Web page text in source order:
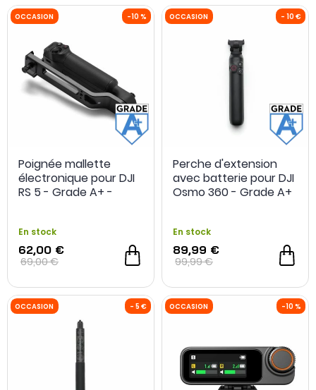
OCCASION -10 % OCCASION
Poignée mallette
électronique pour DJI
RS 5 - Grade A+ -
En stock
62,00 €
69,00 €
Perche d'extension
avec batterie pour DJI
Osmo 360 - Grade A+
En stock
89,99 €
99,99 €